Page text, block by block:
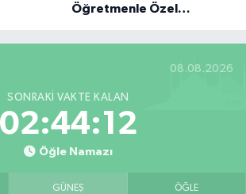
Öğretmenle Özel
08.08.2026
SONRAKI VAKTE KALAN
02:44:11
Öğle Namazı
GÜNEŞ ÖĞLE